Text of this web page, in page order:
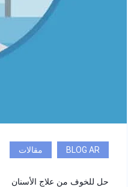
BLOG AR مقالات
حل للخوف من علاج الأسنان